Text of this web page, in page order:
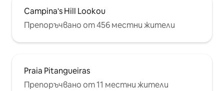
Campina's Hill Lookou
Препоръчвано от 456 местни жители
Praia Pitangueiras
Препоръчвано от 11 местни жители